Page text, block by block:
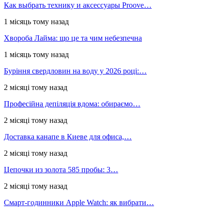
Как выбрать технику и аксессуары Proove…
1 місяць тому назад
Хвороба Лайма: що це та чим небезпечна
1 місяць тому назад
Буріння свердловин на воду у 2026 році:…
2 місяці тому назад
Професійна депіляція вдома: обираємо…
2 місяці тому назад
Доставка канапе в Киеве для офиса,…
2 місяці тому назад
Цепочки из золота 585 пробы: 3…
2 місяці тому назад
Смарт-годинники Apple Watch: як вибрати…